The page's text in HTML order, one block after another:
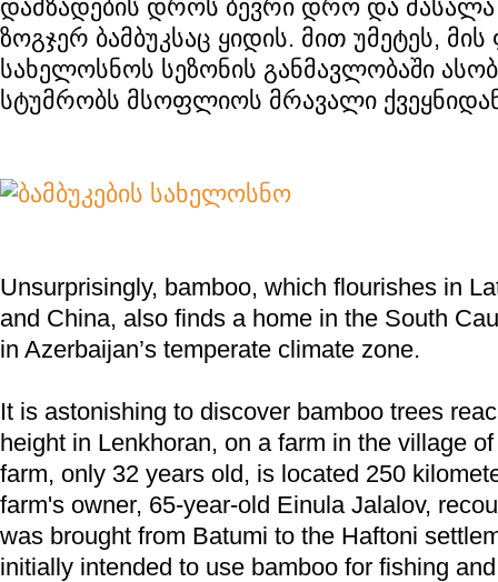
დამზადების დროს ბევრი დრო და მასალა
ზოგჯერ ბამბუკსაც ყიდის. მით უმეტეს,
სახელოსნოს სეზონის განმავლობაში
სტუმრობს მსოფლიოს მრავალი
Unsurprisingly, bamboo, which flourishes in
and China, also finds a home in the South
in Azerbaijan’s temperate climate zone.
It is astonishing to discover bamboo trees
height in Lenkhoran, on a farm in the village
farm, only 32 years old, is located 250
farm's owner, 65-year-old Einula Jalalov,
was brought from Batumi to the Haftoni
initially intended to use bamboo for fishing